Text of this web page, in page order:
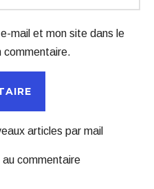
mail et mon site dans le
commentaire.
articles par mail
au commentaire